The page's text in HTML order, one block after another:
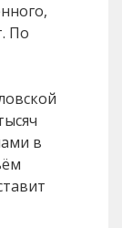
По
в